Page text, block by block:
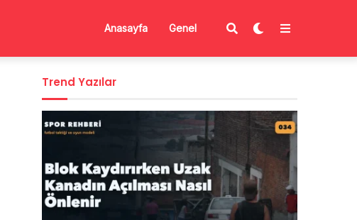
Anasayfa Genel
Trend Yazılar